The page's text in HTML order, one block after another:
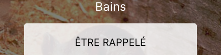
Bains
ÊTRE RAPPELÉ